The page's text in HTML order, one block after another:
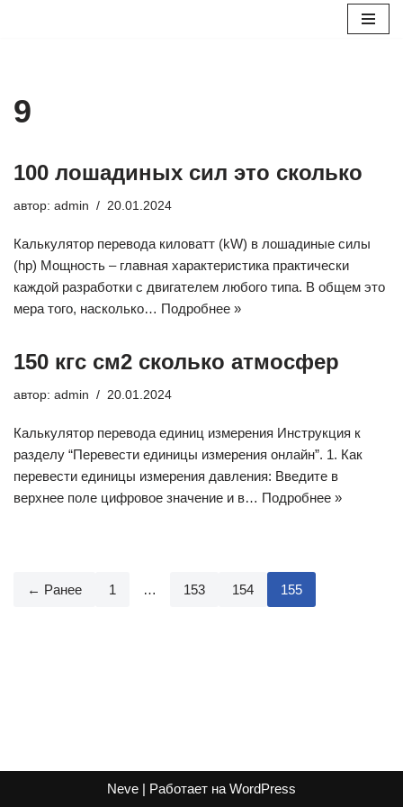
9
100 лошадиных сил это сколько
автор: admin 20.01.2024
Калькулятор перевода киловатт (kW) в лошадиные силы
(hp) Мощность – главная характеристика практически
каждой разработки с двигателем любого типа. В общем это
мера того, насколько… Подробнее »
150 кгс см2 сколько атмосфер
автор: admin 20.01.2024
Калькулятор перевода единиц измерения Инструкция к
разделу “Перевести единицы измерения онлайн”. 1. Как
перевести единицы измерения давления: Введите в
верхнее поле цифровое значение и в… Подробнее »
← Ранее 1 … 153 154 155
Neve | Работает на WordPress